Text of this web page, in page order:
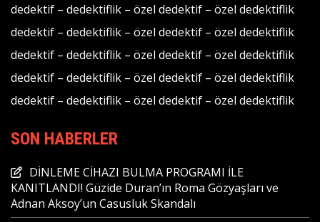
dedektif – dedektiflik – özel dedektif – özel dedektiflik
dedektif – dedektiflik – özel dedektif – özel dedektiflik
dedektif – dedektiflik – özel dedektif – özel dedektiflik
dedektif – dedektiflik – özel dedektif – özel dedektiflik
dedektif – dedektiflik – özel dedektif – özel dedektiflik
SON HABERLER
DİNLEME CİHAZI BULMA PROGRAMI İLE
KANITLANDI! Güzide Duran’ın Roma Gözyaşları ve
Adnan Aksoy’un Casusluk Skandalı